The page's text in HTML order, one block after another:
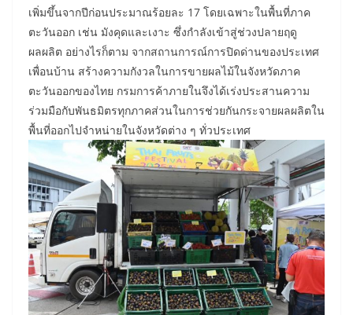
เพิ่มขึ้นจากปีก่อนประมาณร้อยละ 17 โดยเฉพาะในพื้นที่ภาค
ตะวันออก เช่น มังคุดและเงาะ ซึ่งกำลังเข้าสู่ช่วงปลายฤดู
ผลผลิต อย่างไรก็ตาม จากสถานการณ์การปิดด่านของประเทศ
เพื่อนบ้าน สร้างความกังวลในการขายผลไม้ในจังหวัดภาค
ตะวันออกของไทย กรมการค้าภายในจึงได้เร่งประสานความ
ร่วมมือกับพันธมิตรทุกภาคส่วนในการช่วยกันกระจายผลผลิตใน
พื้นที่ออกไปจำหน่ายในจังหวัดต่าง ๆ ทั่วประเทศ